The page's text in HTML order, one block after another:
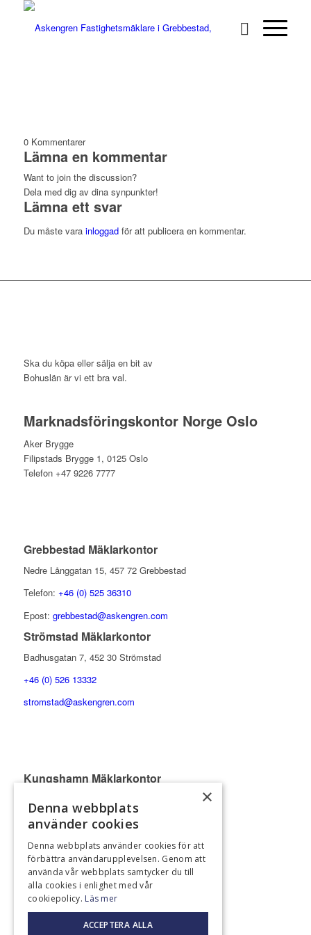
0 Kommentarer
Lämna en kommentar
Want to join the discussion?
Dela med dig av dina synpunkter!
Lämna ett svar
Du måste vara inloggadför att publicera en kommentar.
Ska du köpa eller sälja en bit av
Bohuslän är vi ett bra val.
Marknadsföringskontor Norge Oslo
Aker Brygge
Filipstads Brygge 1, 0125 Oslo
Telefon +47 9226 7777
Grebbestad Mäklarkontor
Nedre Långgatan 15, 457 72 Grebbestad
Telefon: +46 (0) 525 36310
Epost: grebbestad@askengren.com
Strömstad Mäklarkontor
Badhusgatan 7, 452 30 Strömstad
+46 (0) 526 13332
stromstad@askengren.com
Kungshamn Mäklarkontor
+46 (0) 523 37500
kungshamn@askengren.com
Marknadsföringskontor Norge Oslo
Aker Brygge, Fjordalleen 7, 0250 Oslo
+47 9226 7777
×
Denna webbplats
använder cookies
Denna webbplats använder cookies för att
förbättra användarupplevelsen. Genom att
använda vår webbplats samtycker du till
alla cookies i enlighet med vår
cookiepolicy. Läs mer
ACCEPTERA ALLA